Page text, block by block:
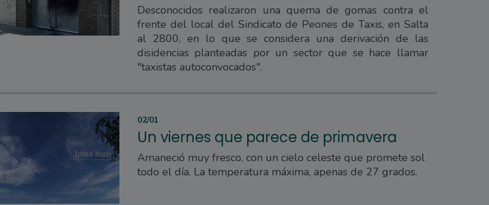
Desconocidos realizaron una quema de gomas contra el
frente del local del Sindicato de Peones de Taxis, en Salta
al 2800, en lo que se considera una derivación de las
disidencias planteadas por un sector que se hace llamar
"taxistas autoconvocados".
02/01
Un viernes que parece de primavera
Amaneció muy fresco, con un cielo celeste que promete sol
todo el día. La temperatura máxima, apenas de 27 grados.